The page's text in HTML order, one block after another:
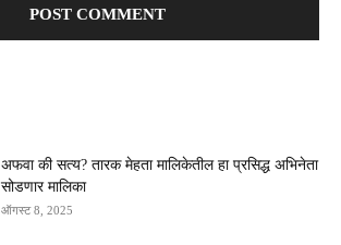
अफवा की सत्य? तारक मेहता मालिकेतील हा प्रसिद्ध अभिनेता
सोडणार मालिका
ऑगस्ट 8, 2025